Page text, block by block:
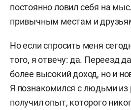
постоянно ловил себя на
привычным местам и
Но если спросить меня
того, я отвечу: да. Переезд
более высокий доход, но и
Я познакомился с людьми из
получил опыт, которого